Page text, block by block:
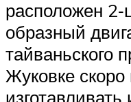
расположен
образный
тайваньского
Жуковке скоро